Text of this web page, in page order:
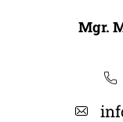
Mgr.